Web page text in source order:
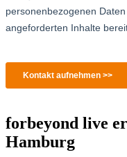
forbeyond live
Hamburg